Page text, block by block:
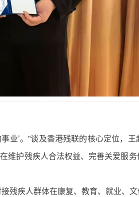
业’。”谈及香港残联的核心定位，
维护残疾人合法权益、完善关爱服
残疾人群体在康复、教育、就业、